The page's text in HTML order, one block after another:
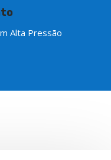
Alta Pressão